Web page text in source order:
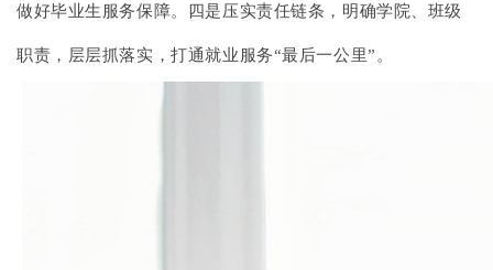
做好毕业生服务保障。四是压实责任链条，明确学院、班级
职责，层层抓落实，打通就业服务“最后一公里”。